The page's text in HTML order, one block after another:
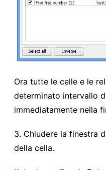
Ora tutte le celle e le
determinato intervallo
immediatamente nella
3. Chiudere la finestra
della cella.